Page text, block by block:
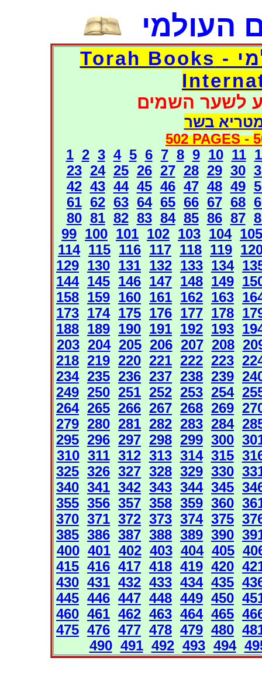
העולמי
דפי אוצר הספרים העולמי - Torah Books
לשער השמים
בשר
502 PAGES -
1 2 3 4 5 6 7 8 9 10 11
23 24 25 26 27 28 29 30
42 43 44 45 46 47 48 49
61 62 63 64 65 66 67 68
80 81 82 83 84 85 86 87
99 100 101 102 103 104 105
114 115 116 117 118 119
129 130 131 132 133 134
144 145 146 147 148 149
158 159 160 161 162 163
173 174 175 176 177 178
188 189 190 191 192 193
203 204 205 206 207 208
218 219 220 221 222 223
234 235 236 237 238 239
249 250 251 252 253 254
264 265 266 267 268 269
279 280 281 282 283 284
295 296 297 298 299 300
310 311 312 313 314 315
325 326 327 328 329 330
340 341 342 343 344 345
355 356 357 358 359 360
370 371 372 373 374 375
385 386 387 388 389 390
400 401 402 403 404 405
415 416 417 418 419 420
430 431 432 433 434 435
445 446 447 448 449 450
460 461 462 463 464 465
475 476 477 478 479 480
490 491 492 493 494